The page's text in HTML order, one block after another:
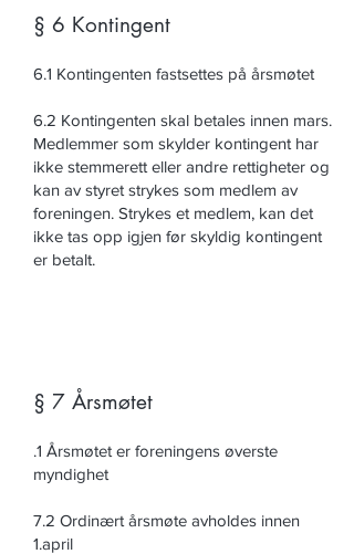
§ 6 Kontingent
6.1 Kontingenten fastsettes på årsmøtet
6.2 Kontingenten skal betales innen mars.
Medlemmer som skylder kontingent har
ikke stemmerett eller andre rettigheter og
kan av styret strykes som medlem av
foreningen. Strykes et medlem, kan det
ikke tas opp igjen før skyldig kontingent
er betalt.
§ 7 Årsmøtet
.1 Årsmøtet er foreningens øverste
myndighet
7.2 Ordinært årsmøte avholdes innen
1.april